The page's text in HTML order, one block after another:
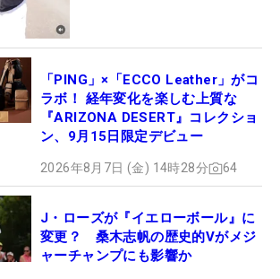
「PING」×「ECCO Leather」がコ
ラボ！ 経年変化を楽しむ上質な
『ARIZONA DESERT』コレクショ
ン、9月15日限定デビュー
2026年8月7日 (金) 14時28分 64
J・ローズが『イエローボール』に
変更？ 桑木志帆の歴史的Vがメジ
ャーチャンプにも影響か